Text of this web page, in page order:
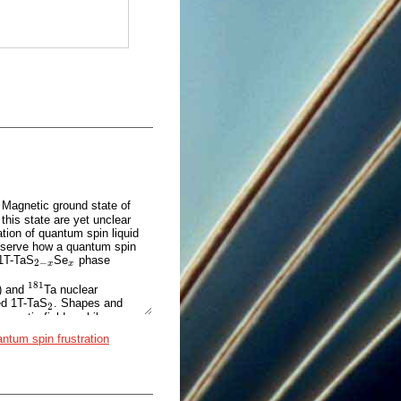
ground state of
state are yet unclear
of quantum spin liquid
how a quantum spin
TaS2−x
2−xSex
x phase
and 181
181Ta nuclear
1T-TaS2
2 . Shapes and
fields, while
line broadening in
at some point of the
spin frustration